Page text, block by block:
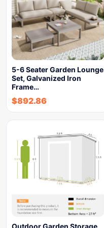
5-6 Seater Garden Lounge
Set, Galvanized Iron
Frame…
$892.86
Outdoor Garden Storage